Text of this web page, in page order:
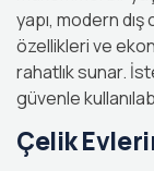
yapı, modern dış
özellikleri ve
rahatlık sunar.
güvenle
Çelik